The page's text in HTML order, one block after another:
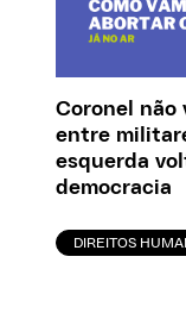
Coronel não
entre
esquerda
democracia
DIREITOS